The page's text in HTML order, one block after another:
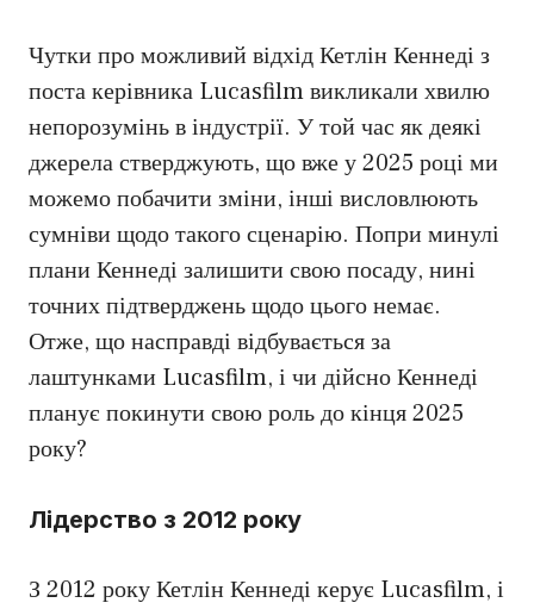
Чутки про можливий відхід Кетлін Кеннеді з
поста керівника Lucasfilm викликали хвилю
непорозумінь в індустрії. У той час як деякі
джерела стверджують, що вже у 2025 році ми
можемо побачити зміни, інші висловлюють
сумніви щодо такого сценарію. Попри минулі
плани Кеннеді залишити свою посаду, нині
точних підтверджень щодо цього немає.
Отже, що насправді відбувається за
лаштунками Lucasfilm, і чи дійсно Кеннеді
планує покинути свою роль до кінця 2025
року?
Лідерство з 2012 року
З 2012 року Кетлін Кеннеді керує Lucasfilm, і